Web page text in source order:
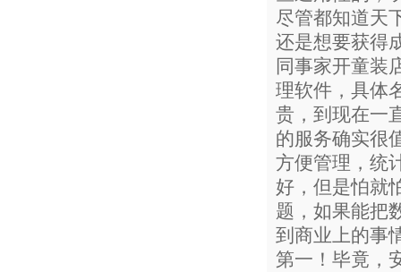
尽管都知道天
还是想要获得
同事家开童装
理软件，具体
贵，到现在一
的服务确实很
方便管理，统
好，但是怕就
题，如果能把
到商业上的事
第一！毕竟，